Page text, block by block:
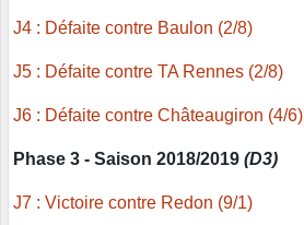
J4 : Défaite contre Baulon (2/8)
J5 : Défaite contre TA Rennes (2/8)
J6 : Défaite contre Châteaugiron (4/6)
Phase 3 - Saison 2018/2019 (D3)
J7 : Victoire contre Redon (9/1)